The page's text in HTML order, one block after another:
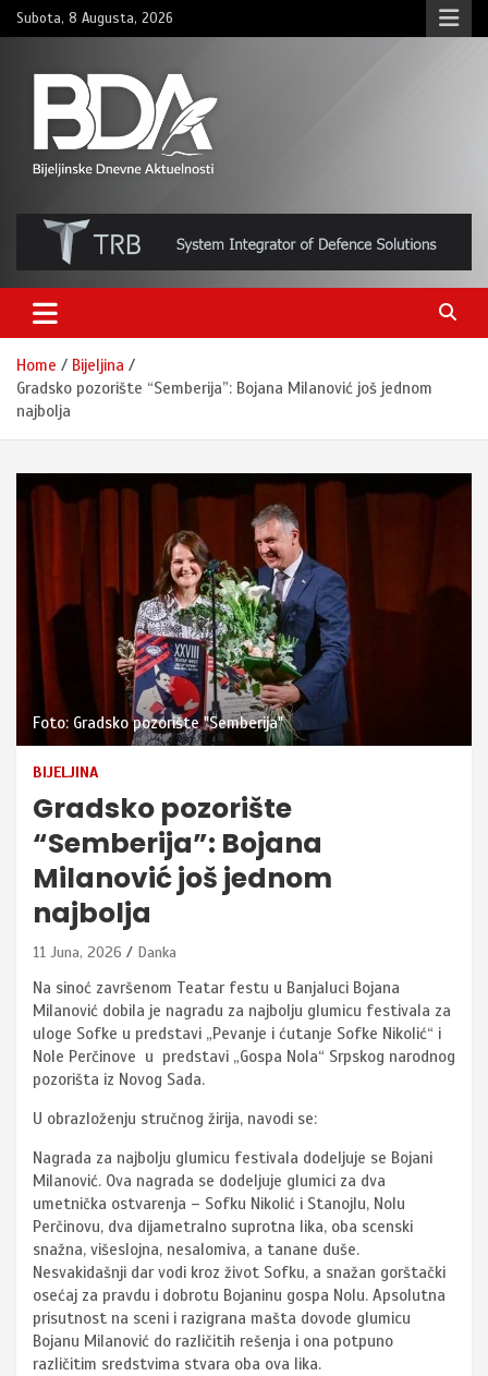
Skip
to
Subota, 8 Augusta, 2026
BNDAN.com
Home
Bijeljina
Gradsko pozorište “Semberija”: Bojana Milanović još jednom
najbolja
Foto: Gradsko pozorište "Semberija"
BIJELJINA
Gradsko pozorište
“Semberija”: Bojana
Milanović još jednom
najbolja
11 Juna, 2026 Danka
Na sinoć završenom Teatar festu u Banjaluci Bojana
Milanović dobila je nagradu za najbolju glumicu festivala za
uloge Sofke u predstavi „Pevanje i ćutanje Sofke Nikolić“ i
Nole Perčinove u predstavi „Gospa Nola“ Srpskog narodnog
pozorišta iz Novog Sada.
U obrazloženju stručnog žirija, navodi se:
Nagrada za najbolju glumicu festivala dodeljuje se Bojani
Milanović. Ova nagrada se dodeljuje glumici za dva
umetnička ostvarenja – Sofku Nikolić i Stanojlu, Nolu
Perčinovu, dva dijametralno suprotna lika, oba scenski
snažna, višeslojna, nesalomiva, a tanane duše.
Nesvakidašnji dar vodi kroz život Sofku, a snažan gorštački
osećaj za pravdu i dobrotu Bojaninu gospa Nolu. Apsolutna
prisutnost na sceni i razigrana mašta dovode glumicu
Bojanu Milanović do različitih rešenja i ona potpuno
različitim sredstvima stvara oba ova lika.